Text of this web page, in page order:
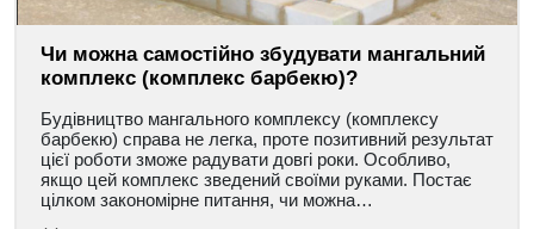
Чи можна самостійно збудувати мангальний
комплекс (комплекс барбекю)?
Будівництво мангального комплексу (комплексу
барбекю) справа не легка, проте позитивний результат
цієї роботи зможе радувати довгі роки. Особливо,
якщо цей комплекс зведений своїми руками. Постає
цілком закономірне питання, чи можна…